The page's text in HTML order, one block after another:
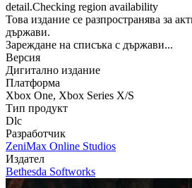
detail.Checking region availability
Това издание се разпространява за
държави.
Зареждане на списъка с държави...
Версия
Дигитално издание
Платформа
Xbox One, Xbox Series X/S
Тип продукт
Dlc
Разработчик
ZeniMax Online Studios
Издател
Bethesda Softworks